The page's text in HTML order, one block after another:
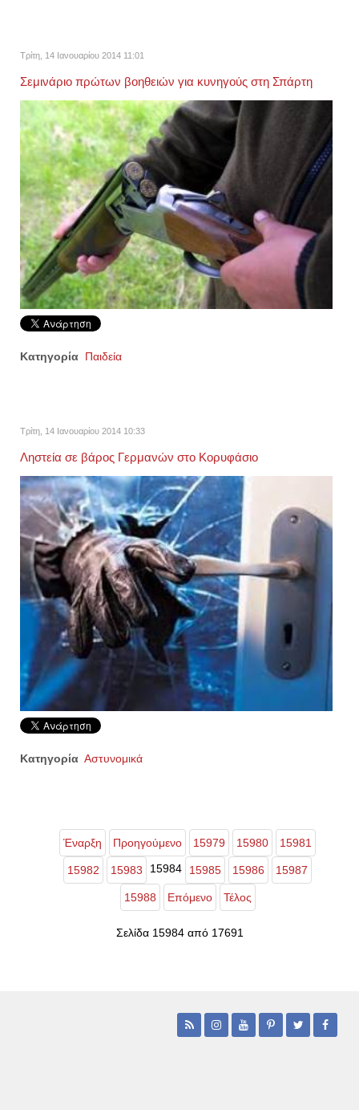
Τρίτη, 14 Ιανουαρίου 2014 11:01
Σεμινάριο πρώτων βοηθειών για κυνηγούς στη Σπάρτη
Κατηγορία Παιδεία
Τρίτη, 14 Ιανουαρίου 2014 10:33
Ληστεία σε βάρος Γερμανών στο Κορυφάσιο
Κατηγορία Αστυνομικά
Έναρξη Προηγούμενο 15979 15980 15981
15982 15983 15984 15985 15986 15987
15988 Επόμενο Τέλος
Σελίδα 15984 από 17691